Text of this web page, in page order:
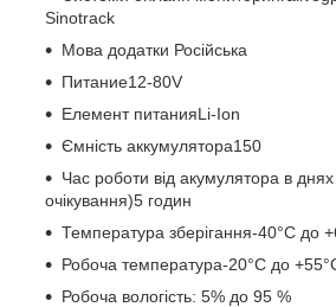
Sinotrack
Мова додатки Російська
Питание12-80V
Елемент питанияLi-Ion
Ємність аккумулятора150
Час роботи від акумулятора в
очікування)5 годин
Температура зберігання-40°C до
Робоча температура-20°C до
Робоча вологість: 5% до 95 %